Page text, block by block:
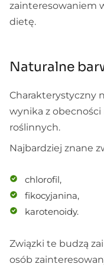
zainteresowaniem
dietę.
Naturalne
Charakterystyczny
wynika z
roślinnych.
Najbardziej znane
chlorofil,
fikocyjanina,
karotenoidy.
Związki te budzą
osób